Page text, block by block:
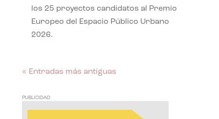
los 25 proyectos candidatos al Premio
Europeo del Espacio Público Urbano
2026.
« Entradas más antiguas
PUBLICIDAD